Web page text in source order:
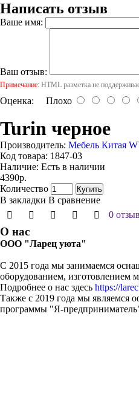
Написать отзыв
Ваше имя:
Ваш отзыв:
Примечание: HTML разметка не
Оценка: Плохо
Turin черное
Производитель: Мебель Китая
Код товара: 1847-03
Наличие: Есть в наличии
4390р.
Количество
Купить
В закладки В сравнение
0
О нас
ООО "Ларец уюта"
С 2015 года мы занимаемся
оборудованием, изготовлением
Подробнее о нас здесь https://
Также с 2019 года мы являемся
программы "Я-